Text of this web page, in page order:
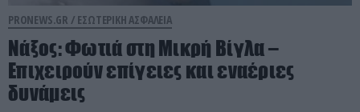
PRONEWS.GR / ΕΣΩΤΕΡΙΚΗ ΑΣΦΑΛΕΙΑ
Νάξος: Φωτιά στη Μικρή Βίγλα –
Επιχειρούν επίγειες και εναέριες
δυνάμεις